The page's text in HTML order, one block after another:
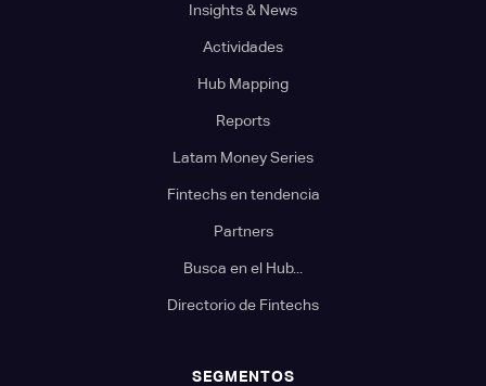
Insights & News
Actividades
Hub Mapping
Reports
Latam Money Series
Fintechs en tendencia
Partners
Busca en el Hub...
Directorio de Fintechs
SEGMENTOS